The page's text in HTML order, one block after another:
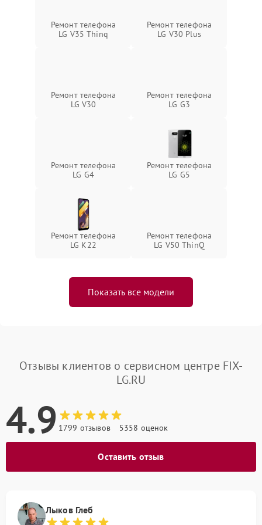
Ремонт телефона
LG V35 Thinq
Ремонт телефона
LG V30 Plus
Ремонт телефона
LG V30
Ремонт телефона
LG G3
Ремонт телефона
LG G4
Ремонт телефона
LG G5
Ремонт телефона
LG K22
Ремонт телефона
LG V50 ThinQ
Показать все модели
Отзывы клиентов о сервисном центре FIX-
LG.RU
4.9 1799 отзывов 5358 оценок
Оставить отзыв
Лыков Глеб